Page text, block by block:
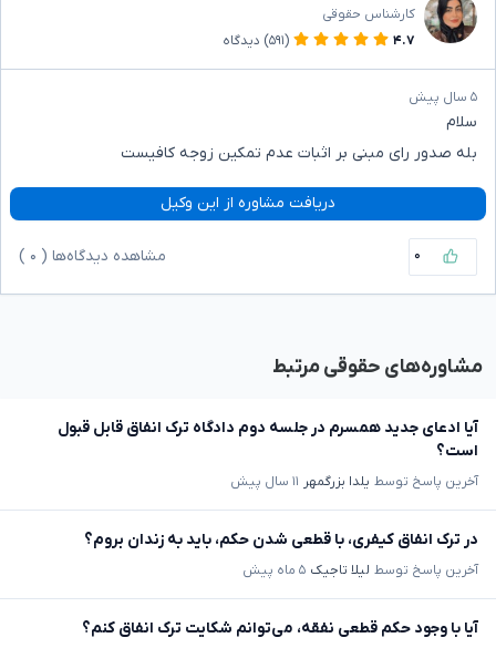
کارشناس حقوقی
۴.۷
(۵۹۱) دیدگاه
۵ سال پیش
سلام
بله صدور رای مبنی بر اثبات عدم تمکین زوجه کافیست
دریافت مشاوره از این وکیل
۰ مشاهده دیدگاه‌ها ( ۰
مشاوره‌های حقوقی مرتبط
آیا ادعای جدید همسرم در جلسه دوم دادگاه ترک انفاق قابل قبول
است؟
آخرین پاسخ توسط یلدا بزرگمهر ۱۱ سال پیش
در ترک انفاق کیفری، با قطعی شدن حکم، باید به زندان بروم؟
آخرین پاسخ توسط لیلا تاجیک ۵ ماه پیش
آیا با وجود حکم قطعی نفقه، می‌توانم شکایت ترک انفاق کنم؟